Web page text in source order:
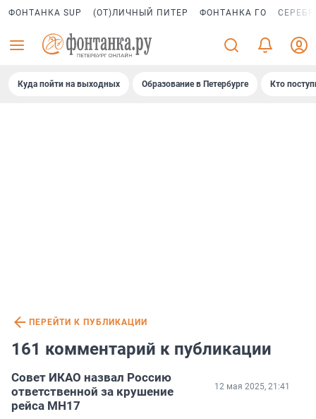
ФОНТАНКА SUP (ОТ)ЛИЧНЫЙ ПИТЕР ФОНТАНКА ГО
Куда пойти на выходных Образование в Петербурге Кто
ПЕРЕЙТИ К ПУБЛИКАЦИИ
161 комментарий к публикации
Совет ИКАО назвал Россию
ответственной за крушение
рейса MH17
12 мая 2025, 21:41